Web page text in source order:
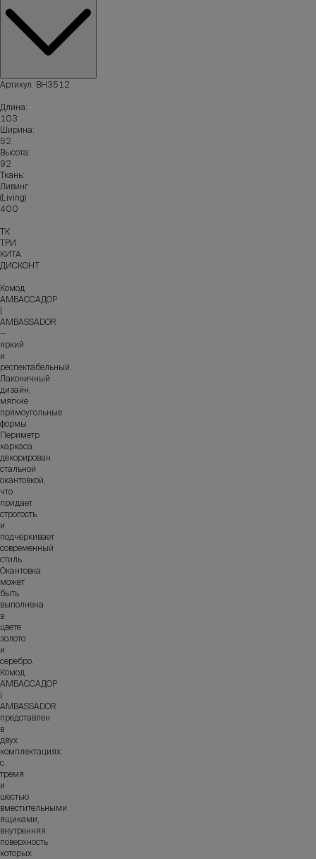
Артикул: ВН3512
Длина:
103
Ширина:
52
Высота:
92
Ткань:
Ливинг
(Living)
400
ТК
ТРИ
КИТА
ДИСКОНТ
Комод
АМБАССАДОР
AMBASSADOR
—
яркий
и
респектабельный.
Лаконичный
дизайн,
мягкие
прямоугольные
формы.
Периметр
каркаса
декорирован
стальной
окантовкой,
что
придает
строгость
и
подчеркивает
современный
стиль.
Окантовка
может
быть
выполнена
в
цвете
золото
и
серебро.
Комод
АМБАССАДОР
AMBASSADOR
представлен
в
двух
комплектациях:
с
тремя
и
шестью
вместительными
ящиками,
внутренняя
поверхность
которых